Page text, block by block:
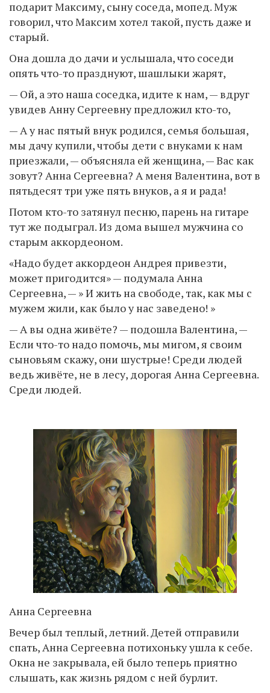
подарит Максиму, сыну соседа, мопед. Муж
говорил, что Максим хотел такой, пусть даже и
старый.
Она дошла до дачи и услышала, что соседи
опять что-то празднуют, шашлыки жарят,
— Ой, а это наша соседка, идите к нам, — вдруг
увидев Анну Сергеевну предложил кто-то,
— А у нас пятый внук родился, семья большая,
мы дачу купили, чтобы дети с внуками к нам
приезжали, — объясняла ей женщина, — Вас как
зовут? Анна Сергеевна? А меня Валентина, вот в
пятьдесят три уже пять внуков, а я и рада!
Потом кто-то затянул песню, парень на гитаре
тут же подыграл. Из дома вышел мужчина со
старым аккордеоном.
«Надо будет аккордеон Андрея привезти,
может пригодится» — подумала Анна
Сергеевна, — » И жить на свободе, так, как мы с
мужем жили, как было у нас заведено! »
— А вы одна живёте? — подошла Валентина, —
Если что-то надо помочь, мы мигом, я своим
сыновьям скажу, они шустрые! Среди людей
ведь живёте, не в лесу, дорогая Анна Сергеевна.
Среди людей.
Анна Сергеевна
Вечер был теплый, летний. Детей отправили
спать, Анна Сергеевна потихоньку ушла к себе.
Окна не закрывала, ей было теперь приятно
слышать, как жизнь рядом с ней бурлит.